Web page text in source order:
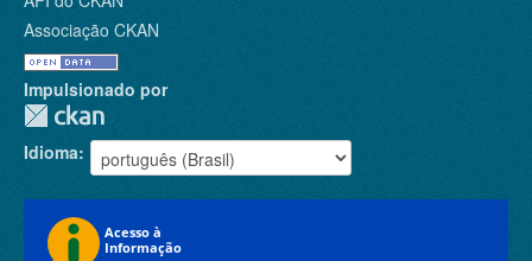
Associação CKAN
Impulsionado por
Idioma